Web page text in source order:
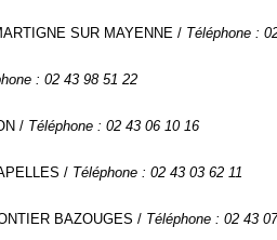
SUR MAYENNE / Téléphone :
: 02 43 98 51 22
/ Téléphone : 02 43 06 10 16
/ Téléphone : 02 43 03 62 11
BAZOUGES / Téléphone : 02 43